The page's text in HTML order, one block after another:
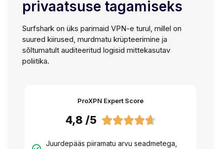
privaatsuse tagamiseks
Surfshark on üks parimaid VPN-e turul, millel on
suured kiirused, murdmatu krüpteerimine ja
sõltumatult auditeeritud logisid mittekasutav
poliitika.
ProXPN Expert Score
4,8 /5 
Juurdepääs piiramatu arvu seadmetega,